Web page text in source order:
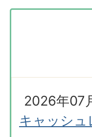
2026年07
キャッシュ